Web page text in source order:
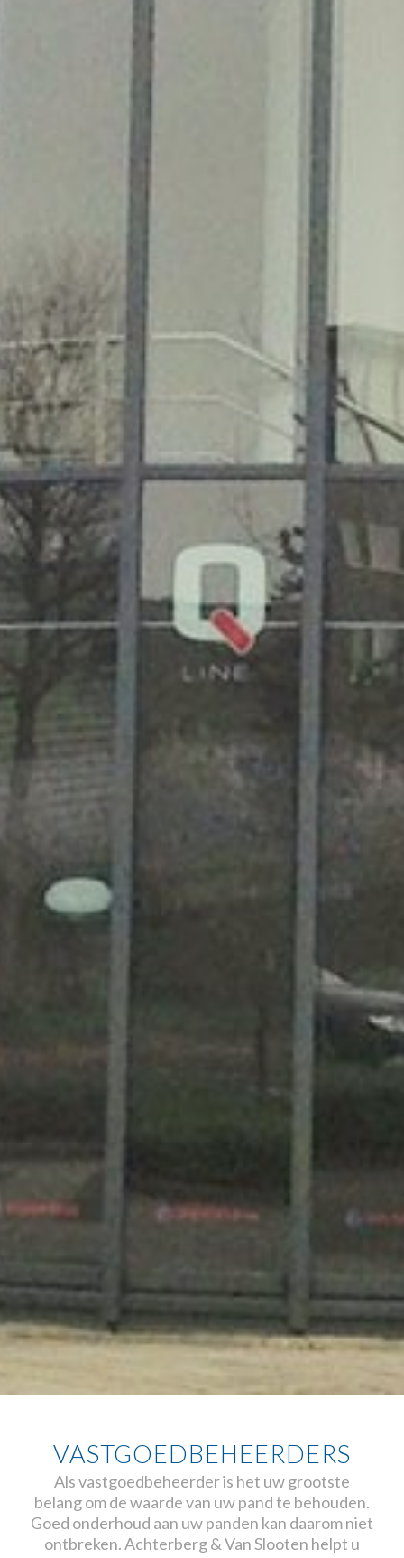
VASTGOEDBEHEERDERS
Als vastgoedbeheerder is het uw grootste
belang om de waarde van uw pand te behouden.
Goed onderhoud aan uw panden kan daarom niet
ontbreken. Achterberg & Van Slooten helpt u